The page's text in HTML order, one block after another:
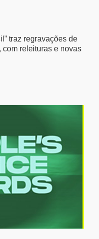
traz regravações de
releituras e novas